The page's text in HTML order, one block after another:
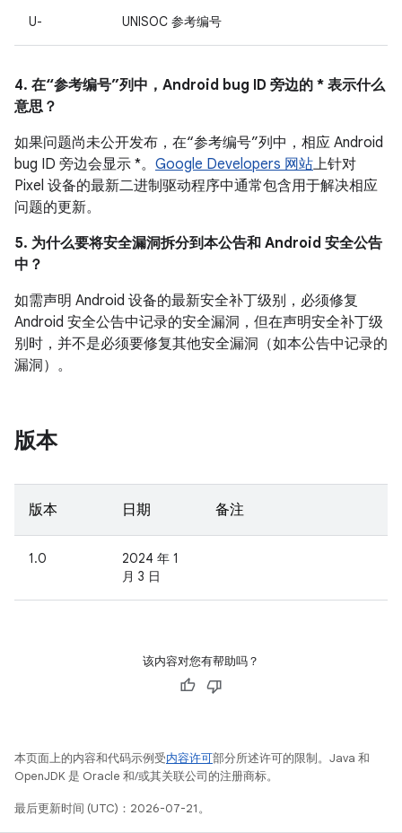
U- UNISOC 参考编号
4. 在“参考编号”列中，Android bug ID 旁边的 * 表示什么
意思？
如果问题尚未公开发布，在“参考编号”列中，相应 Android
bug ID 旁边会显示 *。 Google Developers 网站上针对
Pixel 设备的最新二进制驱动程序中通常包含用于解决相应
问题的更新。
5. 为什么要将安全漏洞拆分到本公告和 Android 安全公告
中？
如需声明 Android 设备的最新安全补丁级别，必须修复
Android 安全公告中记录的安全漏洞，但在声明安全补丁级
别时，并不是必须要修复其他安全漏洞（如本公告中记录的
漏洞）。
版本
版本 日期 备注
1.0
2024 年 1
月 3 日
该内容对您有帮助吗？
本页面上的内容和代码示例受内容许可部分所述许可的限制。Java 和
OpenJDK 是 Oracle 和/或其关联公司的注册商标。
最后更新时间 (UTC)：2026-07-21。